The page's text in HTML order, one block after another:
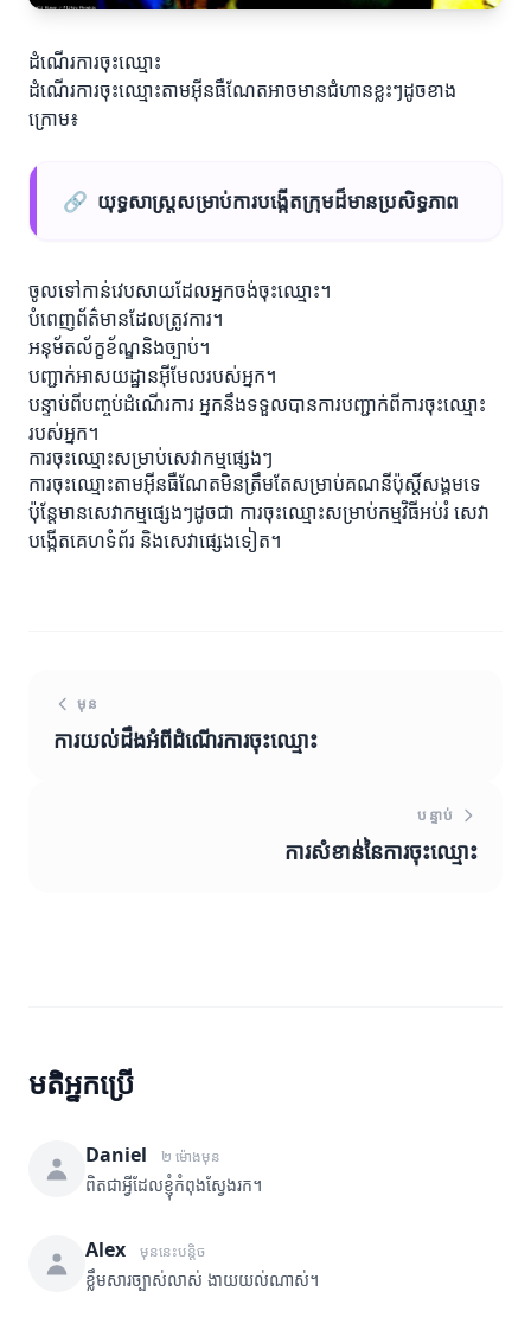
ដំណើរការចុះឈ្មោះ
ដំណើរការចុះឈ្មោះតាមអ៊ីនធឺណែតអាចមានជំហានខ្លះៗដូចខាង
ក្រោម៖
🔗 យុទ្ធសាស្រ្តសម្រាប់ការបង្កើតក្រុមដ៏មានប្រសិទ្ធភាព
ចូលទៅកាន់វេបសាយដែលអ្នកចង់ចុះឈ្មោះ។
បំពេញព័ត៌មានដែលត្រូវការ។
អនុម័តល័ក្ខខ័ណ្ឌនិងច្បាប់។
បញ្ជាក់អាសយដ្ឋានអ៊ីមែលរបស់អ្នក។
បន្ទាប់ពីបញ្ចប់ដំណើរការ អ្នកនឹងទទួលបានការបញ្ជាក់ពីការចុះឈ្មោះ
របស់អ្នក។
ការចុះឈ្មោះសម្រាប់សេវាកម្មផ្សេងៗ
ការចុះឈ្មោះតាមអ៊ីនធឺណែតមិនត្រឹមតែសម្រាប់គណនីប៉ុស្តិ៍សង្គមទេ
ប៉ុន្តែមានសេវាកម្មផ្សេងៗដូចជា ការចុះឈ្មោះសម្រាប់កម្មវិធីអប់រំ សេវា
បង្កើតគេហទំព័រ និងសេវាផ្សេងទៀត។
មុន
ការយល់ដឹងអំពីដំណើរការចុះឈ្មោះ
បន្ទាប់
ការសំខាន់នៃការចុះឈ្មោះ
មតិអ្នកប្រើ
Daniel ២ ម៉ោងមុន
ពិតជាអ្វីដែលខ្ញុំកំពុងស្វែងរក។
Alex មុននេះបន្តិច
ខ្លឹមសារច្បាស់លាស់ ងាយយល់ណាស់។